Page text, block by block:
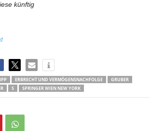
künftig
ERBRECHT UND VERMÖGENSNACHFOLGE
GRUBER
S SPRINGER WIEN NEW YORK